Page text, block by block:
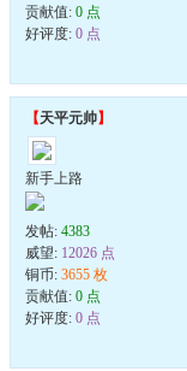
贡献值: 0 点
好评度: 0 点
【天平元帅】
新手上路
发帖: 4383
威望: 12026 点
铜币: 3655 枚
贡献值: 0 点
好评度: 0 点